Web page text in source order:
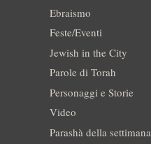
Ebraismo
Feste/Eventi
Jewish in the City
Parole di Torah
Personaggi e Storie
Video
Parashà della settimana